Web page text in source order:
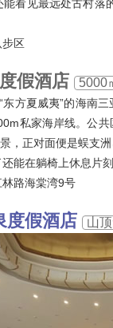
看见最远处古村落
步区
假酒店 5000
方夏威夷”的海南
私家海岸线。公
，正对面便是蜈支
能在躺椅上休息片
路海棠湾9号
度假酒店 山